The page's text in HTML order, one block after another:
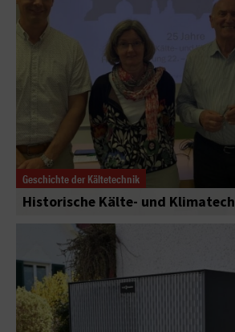
Geschichte der Kältetechnik
Historische Kälte- und